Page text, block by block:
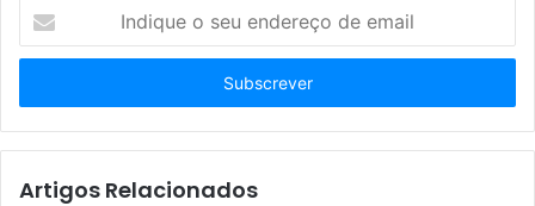
d
q
u
o
Artigos Relacionados